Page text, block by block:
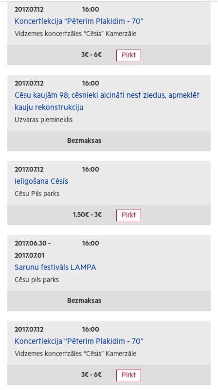
Izrādes
Festivāli un svētki
Kino
Citi pasākumi
Sports
Florbols
Slēpošana
Izglītība
Konferences
Kursi un semināri
Radošās darbnīcas
Lekcijas
Interešu pasākumi
Ģimenēm ar bērniem
2017.07.12 16:00
Koncertlekcija “Pēterim Plakidim - 70”
Vidzemes koncertzāles “Cēsis” Kamerzāle
3€ - 6€ Pirkt
2017.07.12 16:00
Cēsu kaujām 98; cēsnieki aicināti nest ziedus, apmeklēt
kauju rekonstrukciju
Uzvaras piemineklis
Bezmaksas
2017.07.12 16:00
Ielīgošana Cēsīs
Cēsu Pils parks
1.50€ - 3€ Pirkt
2017.06.30 -
2017.07.01
16:00
Sarunu festivāls LAMPA
Cēsu pils parks
Bezmaksas
2017.07.12 16:00
Koncertlekcija “Pēterim Plakidim - 70”
Vidzemes koncertzāles “Cēsis” Kamerzāle
3€ - 6€ Pirkt